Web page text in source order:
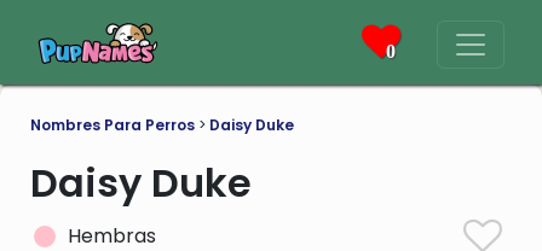
0
Nombres Para Perros > Daisy Duke
Daisy Duke
Hembras